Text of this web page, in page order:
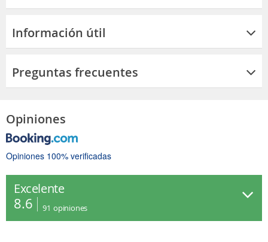
Información útil
Preguntas frecuentes
Opiniones
Opiniones 100% verificadas
Excelente
8.6 91 opiniones